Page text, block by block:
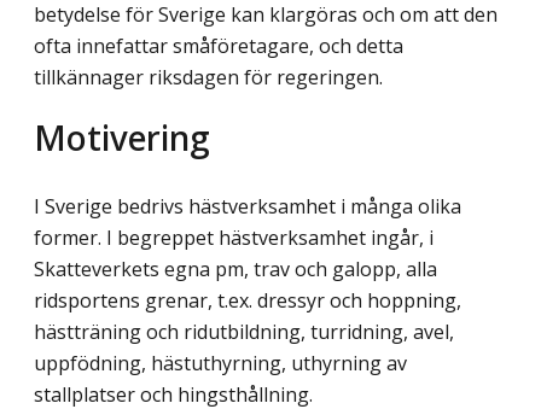
betydelse för Sverige kan klargöras och om att den
ofta innefattar småföretagare, och detta
tillkännager riksdagen för regeringen.
Motivering
I Sverige bedrivs hästverksamhet i många olika
former. I begreppet hästverksamhet ingår, i
Skatteverkets egna pm, trav och galopp, alla
ridsportens grenar, t.ex. dressyr och hoppning,
hästträning och ridutbildning, turridning, avel,
uppfödning, hästuthyrning, uthyrning av
stallplatser och hingsthållning.